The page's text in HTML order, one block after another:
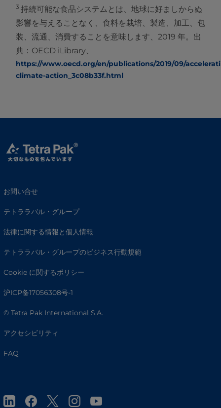
3 持続可能な食品システムとは、地球に好ましからぬ
影響を与えることなく、食料を栽培、製造、加工、包
装、流通、消費することを意味します、2019 年。出
典：OECD iLibrary、
https://www.oecd.org/en/publications/2019/09/
climate-action_3c08b33f.html
お問い合せ
テトララバル・グループ
法律に関する情報と個人情報
テトララバル・グループのビジネス行動規範
Cookie に関するポリシー
沪ICP备17056308号-1
© Tetra Pak International S.A.
アクセシビリティ
FAQ